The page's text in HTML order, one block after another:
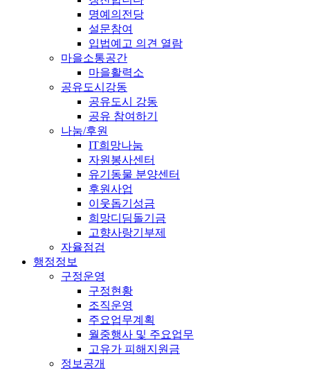
명예의전당
설문참여
입법예고 의견 열람
마을소통공간
마을활력소
공유도시강동
공유도시 강동
공유 참여하기
나눔/후원
IT희망나눔
자원봉사센터
유기동물 분양센터
후원사업
이웃돕기성금
희망디딤돌기금
고향사랑기부제
자율점검
행정정보
구정운영
구정현황
조직운영
주요업무계획
월중행사 및 주요업무
고유가 피해지원금
정보공개